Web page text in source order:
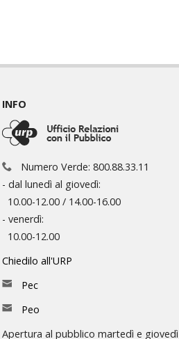
INFO
Numero Verde: 800.88.33.11
- dal lunedì al giovedì:
10.00-12.00 / 14.00-16.00
- venerdì:
10.00-12.00
Chiedilo all'URP
Pec
Peo
Apertura al pubblico martedì e giovedì